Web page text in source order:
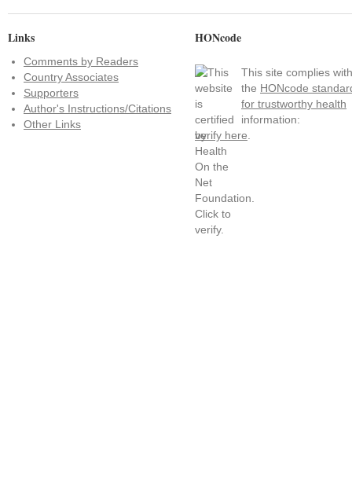
Links
Comments by Readers
Country Associates
Supporters
Author's Instructions/Citations
Other Links
HONcode
This site complies with
the HONcode
for trustworthy health
information:
verify here